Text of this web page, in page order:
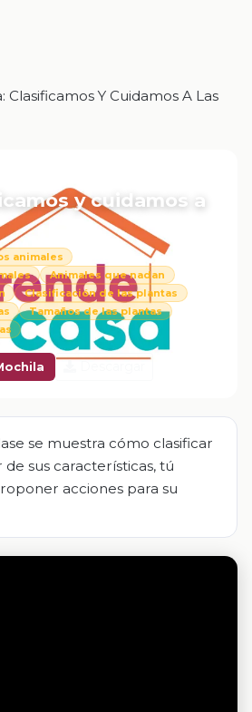
Y Cuidamos A Las
y cuidamos a
animales
Animales que nadan
Clasificación de las plantas
Tamaños de las plantas
se muestra cómo clasificar
sus características, tú
acciones para su